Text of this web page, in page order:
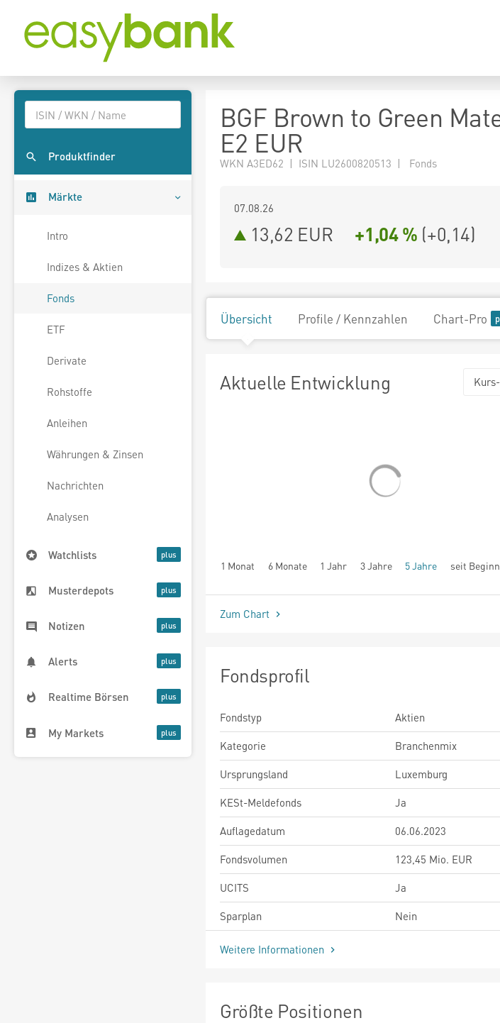
Produktfinder
Märkte
Intro
Indizes & Aktien
Fonds
ETF
Derivate
Rohstoffe
Anleihen
Währungen & Zinsen
Nachrichten
Analysen
Watchlists
Musterdepots
Notizen
Alerts
Realtime Börsen
My Markets
BGF Brown to Green
E2 EUR
WKN A3ED62 | ISIN LU2600820513 | Fonds
07.08.26
13,62 EUR +1,04 % (+0,14)
Übersicht Profile / Kennzahlen Chart-Pro
Aktuelle Entwicklung
1 Monat 6 Monate 1 Jahr 3 Jahre 5 Jahre seit Beginn
Zum Chart
Fondsprofil
Fondstyp
Aktien
Kategorie
Branchenmix
Ursprungsland
Luxemburg
KESt-Meldefonds
Ja
Auflagedatum
06.06.2023
Fondsvolumen
123,45 Mio. EUR
UCITS
Ja
Sparplan
Nein
Weitere Informationen
Größte Positionen